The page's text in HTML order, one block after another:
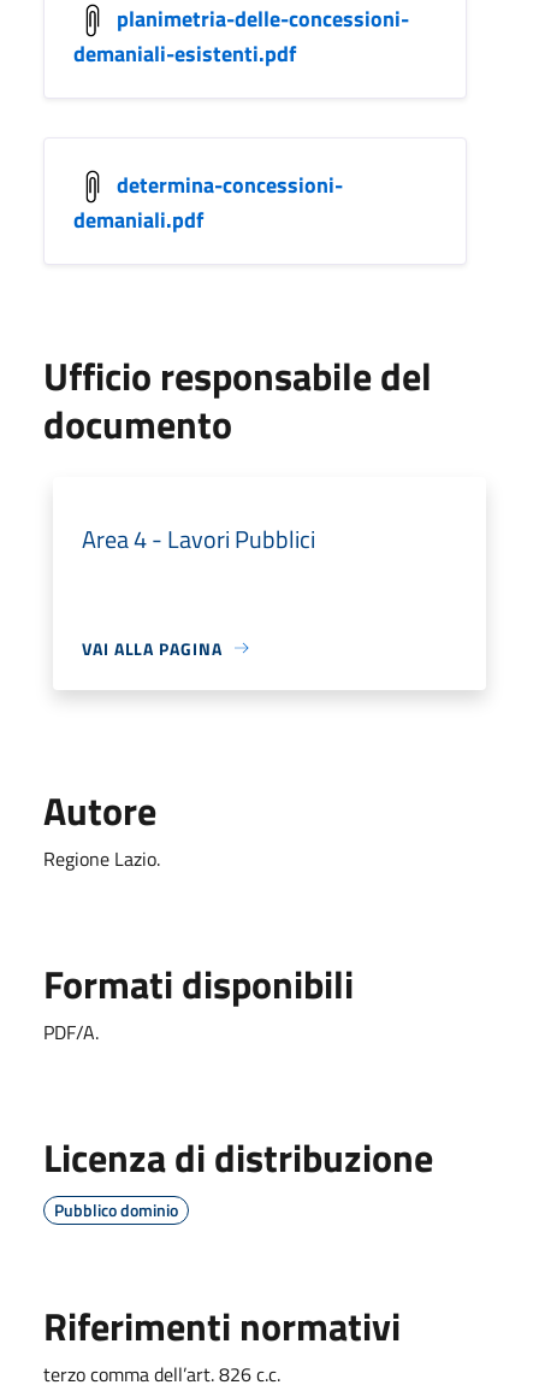
planimetria-delle-concessioni-
demaniali-esistenti.pdf
determina-concessioni-
demaniali.pdf
Ufficio responsabile del
documento
Area 4 - Lavori Pubblici
VAI ALLA PAGINA
Autore
Regione Lazio.
Formati disponibili
PDF/A.
Licenza di distribuzione
Pubblico dominio
Riferimenti normativi
terzo comma dell’art. 826 c.c.